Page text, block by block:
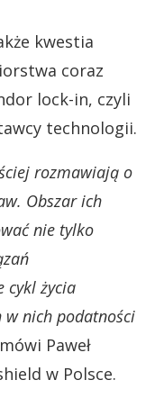
kwestia
coraz
lock-in, czyli
technologii.
rozmawiają o
Obszar ich
nie tylko
cykl życia
w nich podatności
mówi Paweł
w Polsce.